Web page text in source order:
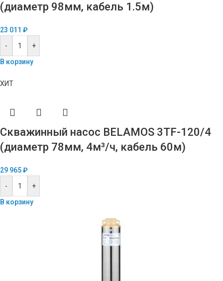
(диаметр 98мм, кабель 1.5м)
23 011 ₽
-
+
В корзину
ХИТ
Скважинный насос BELAMOS 3TF-120/4
(диаметр 78мм, 4м³/ч, кабель 60м)
29 965₽
-
+
В корзину